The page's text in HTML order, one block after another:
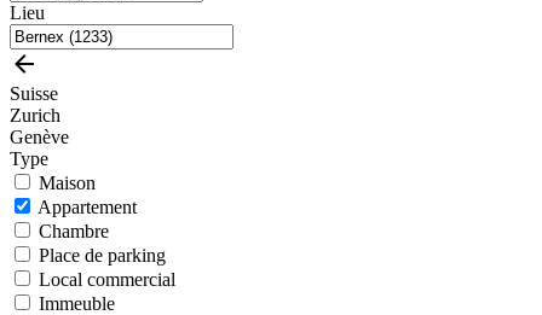
Lieu
Suisse
Zurich
Genève
Type
Maison
Appartement
Chambre
Place de parking
Local commercial
Immeuble